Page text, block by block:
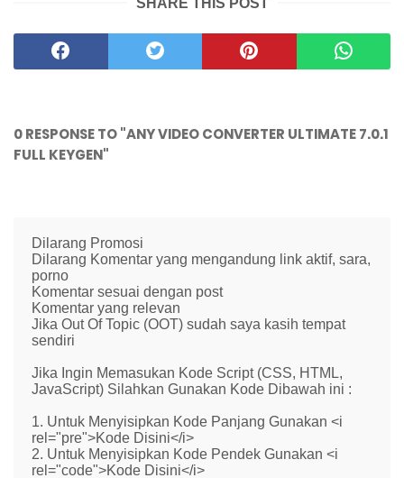
0 RESPONSE TO "ANY VIDEO CONVERTER ULTIMATE 7.0.1
FULL KEYGEN"
Dilarang Promosi
Dilarang Komentar yang mengandung link aktif, sara,
porno
Komentar sesuai dengan post
Komentar yang relevan
Jika Out Of Topic (OOT) sudah saya kasih tempat
sendiri
Jika Ingin Memasukan Kode Script (CSS, HTML,
JavaScript) Silahkan Gunakan Kode Dibawah ini :
1. Untuk Menyisipkan Kode Panjang Gunakan <i
rel="pre">Kode Disini</i>
2. Untuk Menyisipkan Kode Pendek Gunakan <i
rel="code">Kode Disini</i>